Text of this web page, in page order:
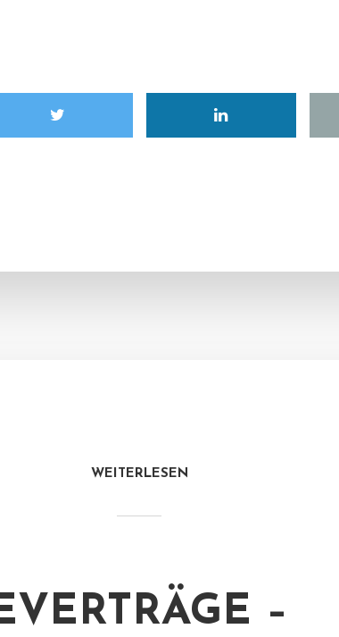
WEITERLESEN
–